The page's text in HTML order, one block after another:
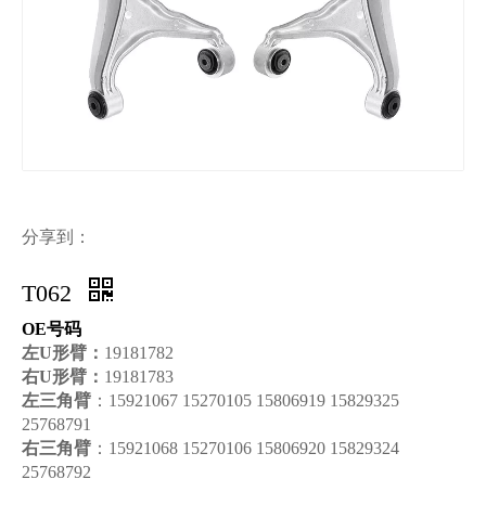
分享到：
T062
OE号码
左U形臂： 19181782
右U形臂： 19181783
左三角臂 ：15921067 15270105 15806919 15829325
25768791
右三角臂 ：15921068 15270106 15806920 15829324
25768792